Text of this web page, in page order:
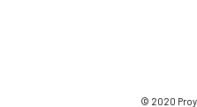
© 2020